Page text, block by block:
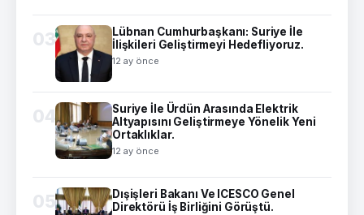
03
Lübnan Cumhurbaşkanı: Suriye İle
İlişkileri Geliştirmeyi Hedefliyoruz.
12 ay önce
04
Suriye İle Ürdün Arasında Elektrik
Altyapısını Geliştirmeye Yönelik Yeni
Ortaklıklar.
12 ay önce
05
Dışişleri Bakanı Ve ICESCO Genel
Direktörü İş Birliğini Görüştü.